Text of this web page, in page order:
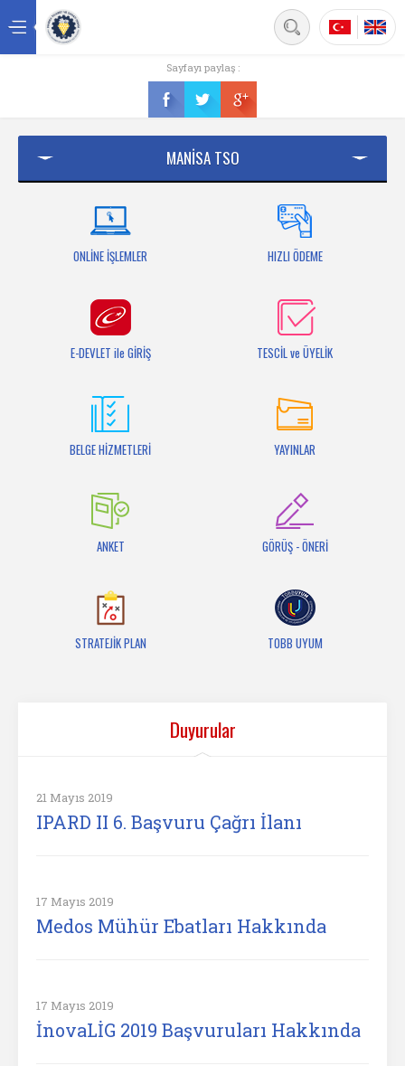
Üyelik
Bilgi Bankası
Sayfayı paylaş :
MANİSA TSO
ONLİNE İŞLEMLER HIZLI ÖDEME
E-DEVLET ile GİRİŞ TESCİL ve ÜYELİK
BELGE HİZMETLERİ YAYINLAR
ANKET GÖRÜŞ - ÖNERİ
STRATEJİK PLAN TOBB UYUM
Duyurular
21 Mayıs 2019
IPARD II 6. Başvuru Çağrı İlanı
17 Mayıs 2019
Medos Mühür Ebatları Hakkında
17 Mayıs 2019
İnovaLİG 2019 Başvuruları Hakkında